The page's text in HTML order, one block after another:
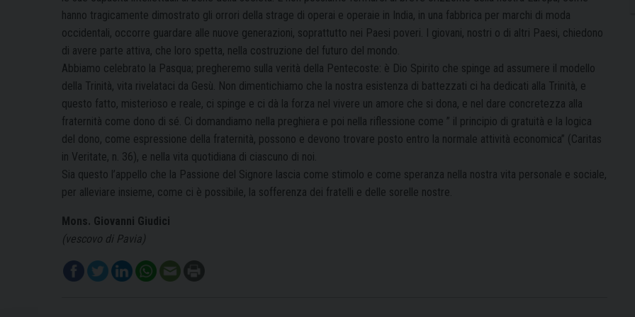
hanno tragicamente dimostrato gli orrori della strage di operai e operaie in India, in una fabbrica per marchi di moda
occidentali, occorre guardare alle nuove generazioni, soprattutto nei Paesi poveri. I giovani, nostri o di altri Paesi, chiedono
di avere parte attiva, che loro spetta, nella costruzione del futuro del mondo.
Abbiamo celebrato la Pasqua; pregheremo sulla verità della Pentecoste: è Dio Spirito che spinge ad assumere il modello
della Trinità, vita rivelataci da Gesù. Non dimentichiamo che la nostra esistenza di battezzati ci ha dedicati alla Trinità, e
questo fatto, misterioso e reale, ci spinge e ci dà la forza nel vivere un amore che si dona, e nel dare concretezza alla
fraternità come dono di sé. Ci domandiamo nella preghiera e poi nella riflessione come ” il principio di gratuità e la logica
del dono, come espressione della fraternità, possono e devono trovare posto entro la normale attività economica” (Caritas
in Veritate, n. 36), e nella vita quotidiana di ciascuno di noi.
Sia questo l’appello che la Passione del Signore lascia come stimolo e come speranza nella nostra vita personale e sociale,
per alleviare insieme, come ci è possibile, la sofferenza dei fratelli e delle sorelle nostre.
Mons. Giovanni Giudici
(vescovo di Pavia)